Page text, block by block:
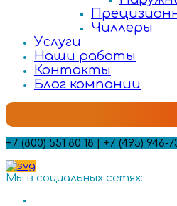
Чиллеры
Услуги
Наши работы
Контакты
Блог компании
+7 (800) 551 80 18 | +7 (495) 946-
Мы в социальных сетях: